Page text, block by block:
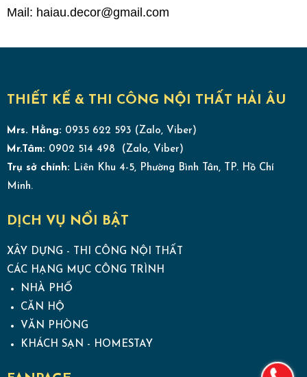
Mail: haiau.decor@gmail.com
THIẾT KẾ & THI CÔNG NỘI THẤT HẢI ÂU
Mrs. Hằng: 0935 622 593 (Zalo, Viber)
Mr.Tâm: 0902 514 498 (Zalo, Viber)
Trụ sở chính: Liên Khu 4-5, Phường Bình Tân, TP. Hồ Chí
Minh.
DỊCH VỤ NỔI BẬT
XÂY DỰNG - THI CÔNG NỘI THẤT
CÁC HẠNG MỤC CÔNG TRÌNH
NHÀ PHỐ
CĂN HỘ
VĂN PHÒNG
KHÁCH SẠN - HOMESTAY